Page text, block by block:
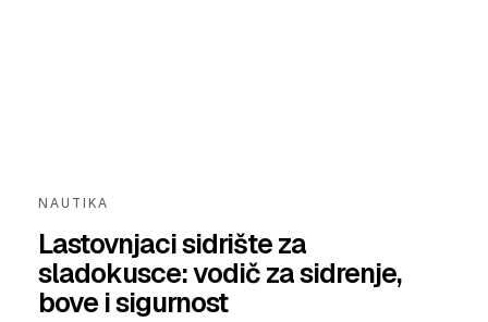
NAUTIKA
Lastovnjaci sidrište za
sladokusce: vodič za sidrenje,
bove i sigurnost